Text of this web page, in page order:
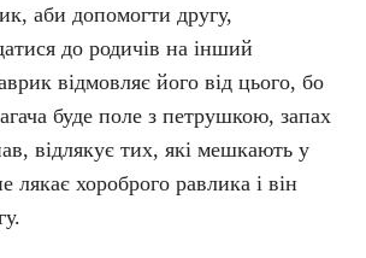
аби допомогти другу,
до родичів на інший
відмовляє його від цього, бо
буде поле з петрушкою, запах
відлякує тих, які мешкають у
хороброго равлика і він